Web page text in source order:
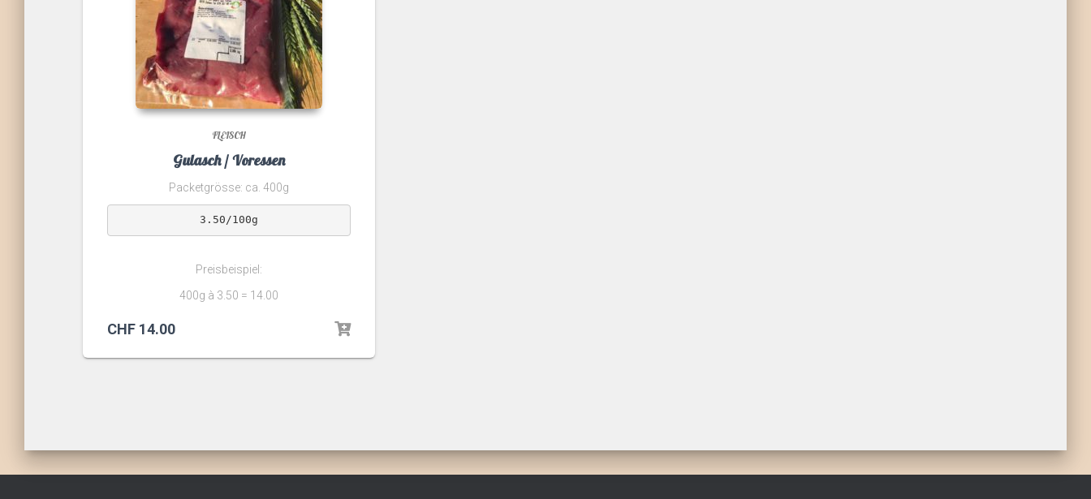
FLEISCH
Gulasch / Voressen
Packetgrösse: ca. 400g
3.50/100g
Preisbeispiel:
400g à 3.50 = 14.00
CHF 14.00